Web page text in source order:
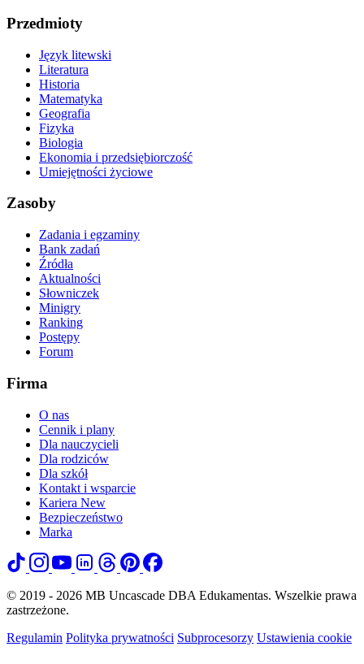
Przedmioty
Język litewski
Literatura
Historia
Matematyka
Geografia
Fizyka
Biologia
Ekonomia i przedsiębiorczość
Umiejętności życiowe
Zasoby
Zadania i egzaminy
Bank zadań
Źródła
Aktualności
Słowniczek
Minigry
Ranking
Postępy
Forum
Firma
O nas
Cennik i plany
Dla nauczycieli
Dla rodziców
Dla szkół
Kontakt i wsparcie
Kariera New
Bezpieczeństwo
Marka
© 2019 - 2026 MB Uncascade DBA Edukamentas. Wszelkie prawa
zastrzeżone.
Regulamin Polityka prywatności Subprocesorzy Ustawienia cookie